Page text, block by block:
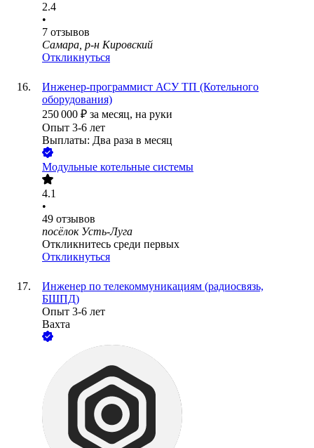
2.4
•
7 отзывов
Самара, р-н Кировский
Откликнуться
Инженер-программист АСУ ТП (Котельного
оборудования)
250 000 ₽ за месяц, на руки
Опыт 3-6 лет
Выплаты: Два раза в месяц
Модульные котельные системы
4.1
•
49 отзывов
посёлок Усть-Луга
Откликнитесь среди первых
Откликнуться
Инженер по телекоммуникациям (радиосвязь,
БШПД)
Опыт 3-6 лет
Вахта